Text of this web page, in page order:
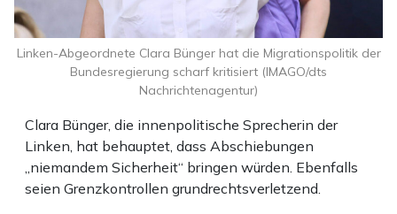
Clara Bünger, die innenpolitische Sprecherin der
Linken, hat behauptet, dass Abschiebungen
„niemandem Sicherheit“ bringen würden. Ebenfalls
seien Grenzkontrollen grundrechtsverletzend.
Linken-Abgeordnete Clara Bünger hat die Migrationspolitik der
Bundesregierung scharf kritisiert (IMAGO/dts
Nachrichtenagentur)